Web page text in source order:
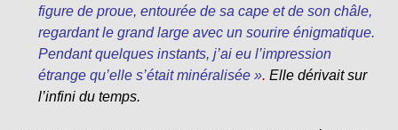
figure de proue, entourée de sa cape et de son châle,
regardant le grand large avec un sourire énigmatique.
Pendant quelques instants, j’ai eu l’impression
étrange qu’elle s’était minéralisée ». Elle dérivait sur
l’infini du temps.